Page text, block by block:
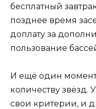
бесплатный
позднее время
доплату за
пользование
И ещё один
количеству звёзд.
свои критерии, и